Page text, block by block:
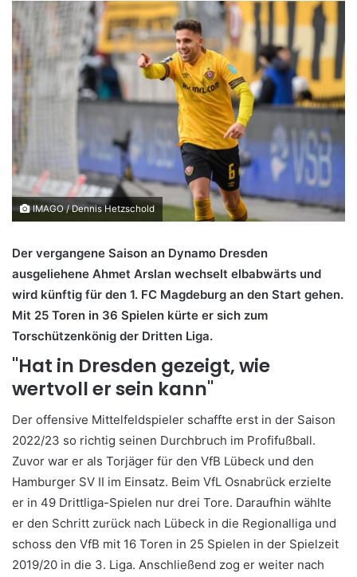
IMAGO / Dennis Hetzschold
Der vergangene Saison an Dynamo Dresden
ausgeliehene Ahmet Arslan wechselt elbabwärts und
wird künftig für den 1. FC Magdeburg an den Start gehen.
Mit 25 Toren in 36 Spielen kürte er sich zum
Torschützenkönig der Dritten Liga.
"Hat in Dresden gezeigt, wie
wertvoll er sein kann"
Der offensive Mittelfeldspieler schaffte erst in der Saison
2022/23 so richtig seinen Durchbruch im Profifußball.
Zuvor war er als Torjäger für den VfB Lübeck und den
Hamburger SV II im Einsatz. Beim VfL Osnabrück erzielte
er in 49 Drittliga-Spielen nur drei Tore. Daraufhin wählte
er den Schritt zurück nach Lübeck in die Regionalliga und
schoss den VfB mit 16 Toren in 25 Spielen in der Spielzeit
2019/20 in die 3. Liga. Anschließend zog er weiter nach